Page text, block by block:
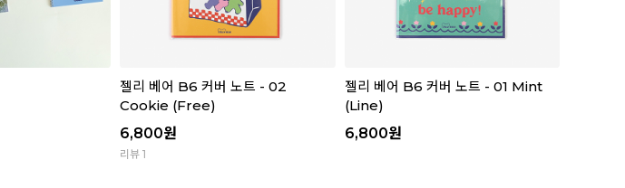
젤리 베어 B6 커버 노트 - 02
Cookie (Free)
6,800원
리뷰 1
젤리 베어 B6 커버 노트 - 01 Mint
(Line)
6,800원